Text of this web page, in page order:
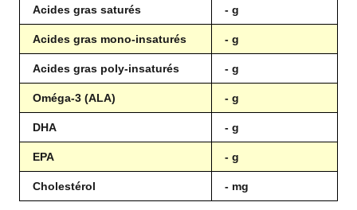
Acides gras saturés - g
Acides gras mono-insaturés - g
Acides gras poly-insaturés - g
Oméga-3 (ALA) - g
DHA - g
EPA - g
Cholestérol - mg